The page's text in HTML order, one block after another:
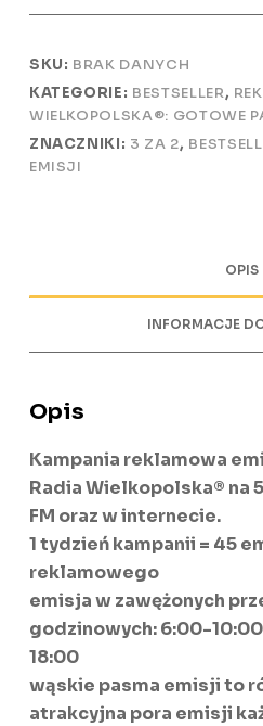
PAKIET
DELUXE
SKU: BRAK DANYCH
KATEGORIE: BESTSELLER,
WIELKOPOLSKA®: GOTOWE
ZNACZNIKI: 3 ZA 2,
EMISJI
OPIS
INFORMACJE
Opis
Kampania reklamowa
Radia Wielkopolska® na
FM oraz w internecie.
1 tydzień kampanii = 45
reklamowego
emisja w zawężonych
godzinowych: 6:00-
18:00
wąskie pasma emisji to
atrakcyjna pora emisji